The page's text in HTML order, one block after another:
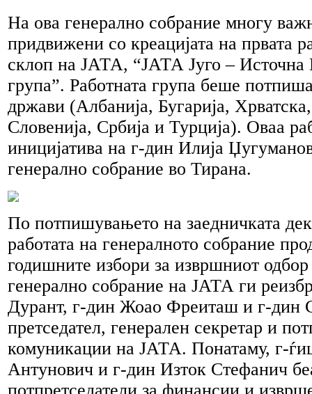
На ова генерално собрание многу
придвижени со креацијата на првата
склоп на ЈАТА, “ЈАТА Југо – Источна
група”. Работната група беше
држави (Албанија, Бугарија,
Словенија, Србија и Турција). Оваа
иницијатива на г-дин Илија
генерално собрание во Тирана.
По потпишувањето на заедничката
работата на генералното собрание
годишните избори за извршниот
генерално собрание на ЈАТА ги
Дурант, г-дин Жоао Фреиташ и г-дин
претседател, генерален секретар и
комуникации на ЈАТА. Понатаму, г-
Антунович и г-дин Изток Стефанич